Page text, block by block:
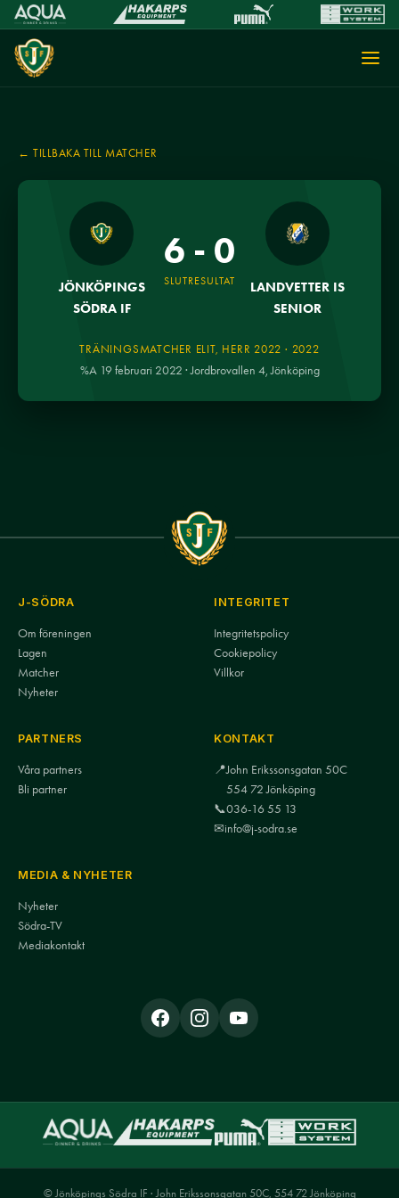
← TILLBAKA TILL MATCHER
JÖNKÖPINGS
SÖDRA IF
6 - 0
SLUTRESULTAT
LANDVETTER IS
SENIOR
TRÄNINGSMATCHER ELIT, HERR 2022 · 2022
%A 19 februari 2022 · Jordbrovallen 4, Jönköping
J-SÖDRA
Om föreningen
Lagen
Matcher
Nyheter
INTEGRITET
Integritetspolicy
Cookiepolicy
Villkor
PARTNERS
Våra partners
Bli partner
KONTAKT
📍John Erikssonsgatan 50C
554 72 Jönköping
📞036-16 55 13
✉info@j-sodra.se
MEDIA & NYHETER
Nyheter
Södra-TV
Mediakontakt
© Jönköpings Södra IF · John Erikssonsgatan 50C, 554 72 Jönköping